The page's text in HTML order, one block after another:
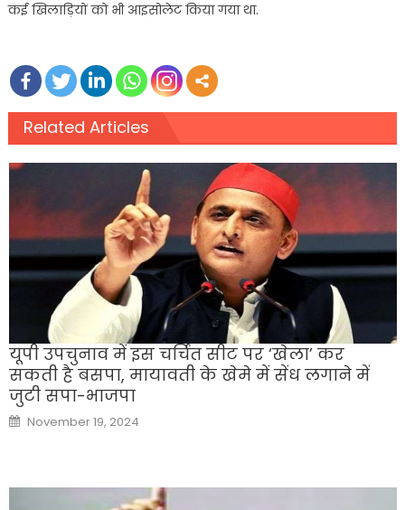
कई खिलाड़ियों को भी आइसोलेट किया गया था.
Related Articles
यूपी उपचुनाव में इस चर्च‍ित सीट पर ‘खेला’ कर
सकती है बसपा, मायावती के खेमे में सेंध लगाने में
जुटी सपा-भाजपा
Posted
on
November 19, 2024